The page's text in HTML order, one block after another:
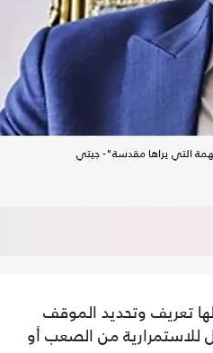
التي يراها مقدسة"- جيتي
تعريف وتحديد الموقف
من الصعب أو